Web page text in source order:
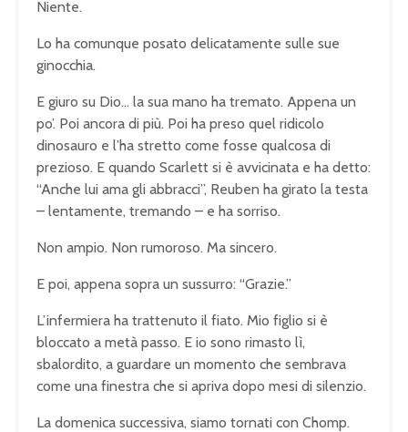
Niente.
Lo ha comunque posato delicatamente sulle sue
ginocchia.
E giuro su Dio… la sua mano ha tremato. Appena un
po’. Poi ancora di più. Poi ha preso quel ridicolo
dinosauro e l’ha stretto come fosse qualcosa di
prezioso. E quando Scarlett si è avvicinata e ha detto:
“Anche lui ama gli abbracci”, Reuben ha girato la testa
– lentamente, tremando – e ha sorriso.
Non ampio. Non rumoroso. Ma sincero.
E poi, appena sopra un sussurro: “Grazie.”
L’infermiera ha trattenuto il fiato. Mio figlio si è
bloccato a metà passo. E io sono rimasto lì,
sbalordito, a guardare un momento che sembrava
come una finestra che si apriva dopo mesi di silenzio.
La domenica successiva, siamo tornati con Chomp.